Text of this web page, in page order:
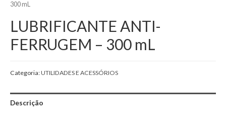
300 mL
LUBRIFICANTE ANTI-
FERRUGEM – 300 mL
Categoria:UTILIDADES E ACESSÓRIOS
Descrição